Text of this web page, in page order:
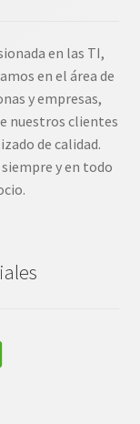
en las TI,
en el área de
y empresas,
nuestros clientes
de calidad.
y en todo